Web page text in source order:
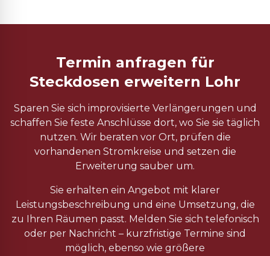
Termin anfragen für
Steckdosen erweitern Lohr
Sparen Sie sich improvisierte Verlängerungen und
schaffen Sie feste Anschlüsse dort, wo Sie sie täglich
nutzen. Wir beraten vor Ort, prüfen die
vorhandenen Stromkreise und setzen die
Erweiterung sauber um.
Sie erhalten ein Angebot mit klarer
Leistungsbeschreibung und eine Umsetzung, die
zu Ihren Räumen passt. Melden Sie sich telefonisch
oder per Nachricht – kurzfristige Termine sind
möglich, ebenso wie größere